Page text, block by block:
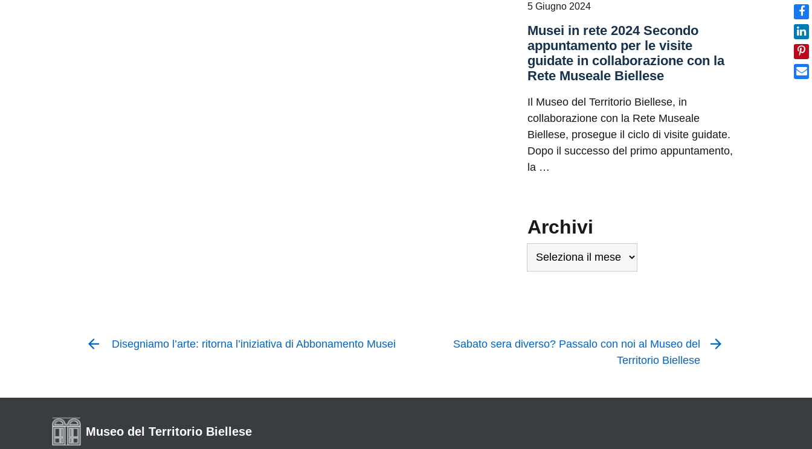
5 Giugno 2024
Musei in rete 2024 Secondo
appuntamento per le visite
guidate in collaborazione con la
Rete Museale Biellese
Il Museo del Territorio Biellese, in
collaborazione con la Rete Museale
Biellese, prosegue il ciclo di visite guidate.
Dopo il successo del primo appuntamento,
la …
Archivi
Archivi
Disegniamo l’arte: ritorna l’iniziativa di Abbonamento Musei
Sabato sera diverso? Passalo con noi al Museo del
Territorio Biellese
Museo del Territorio Biellese